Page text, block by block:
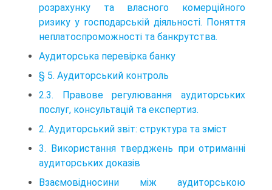
розрахунку та власного комерційного
ризику у господарській діяльності. Поняття
неплатоспроможності та банкрутства.
Аудиторська перевірка банку
§ 5. Аудиторський контроль
2.3. Правове регулювання аудиторських
послуг, консультацій та експертиз.
2. Аудиторський звіт: структура та зміст
3. Використання тверджень при отриманні
аудиторських доказів
Взаємовідносини між аудиторською